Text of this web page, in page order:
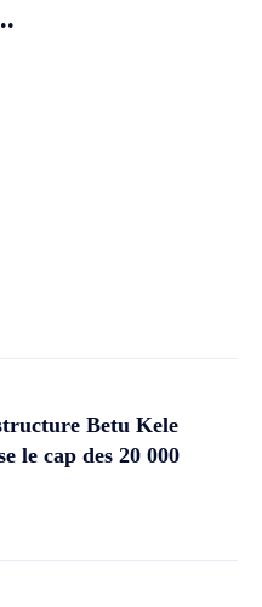
Betu Kele
le cap des 20 000